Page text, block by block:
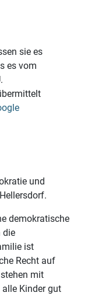
sie es
es vom
und
demokratische
die
ist
Recht auf
mit
alle Kinder gut